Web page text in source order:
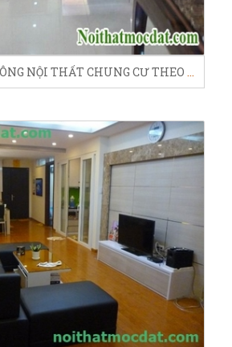
THIẾT KẾ THI CÔNG NỘI THẤT CHUNG CƯ THEO PHONG CÁCH TÂN CỔ ĐIỂN